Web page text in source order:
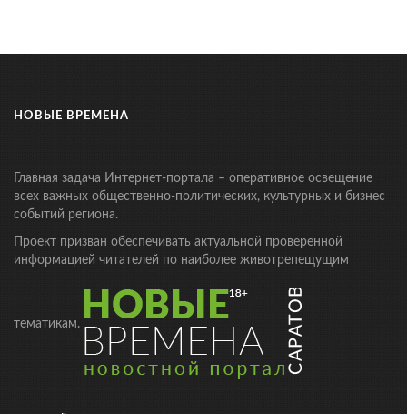
НОВЫЕ ВРЕМЕНА
Главная задача Интернет-портала – оперативное освещение
всех важных общественно-политических, культурных и бизнес
событий региона.
Проект призван обеспечивать актуальной проверенной
информацией читателей по наиболее животрепещущим
тематикам.